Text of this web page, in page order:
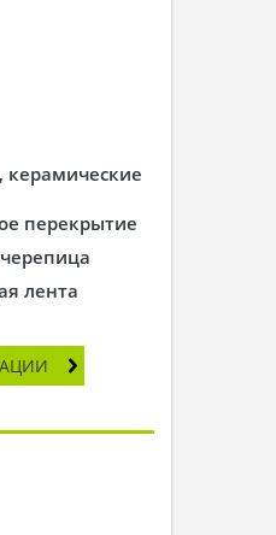
керамические
перекрытие
лента